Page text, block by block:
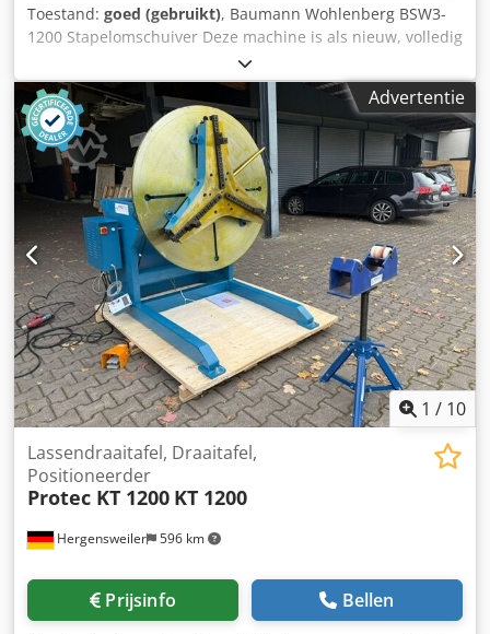
Toestand: goed (gebruikt), Baumann Wohlenberg BSW3-
1200 Stapelomschuiver Deze machine is als nieuw, volledig
functioneel en direct inzetbaar. Dit is de meest uitgebreide
omschuiver die de Duitse fabrikant Baumann Wohlenberg
aanbiedt. Het betreft het huidige model. Bouwjaar: 2017.
Technische specificaties: Plaatformaat: 1440 x 850 mm
Stapelhoogte: 1450 mm Draagvermogen: 1200 kg Gewicht
van het apparaat: 2200 kg Voeding: 380V
Bedieningspaneel, snelle werking, hydraulische
aandrijving. Dedpfx Aszlab Njntjck Uitrusting:
Elektronische omschakelvergrendeling Geruisloze werking.
Documentatie is bijgeleverd. Compact ontwerp,
ruimtebesparend.
Advertentie
1 / 10
Hergensweiler 596 km
Lassendraaitafel, Draaitafel,
Positioneerder
Protec KT 1200 KT 1200
Prijsinfo Bellen